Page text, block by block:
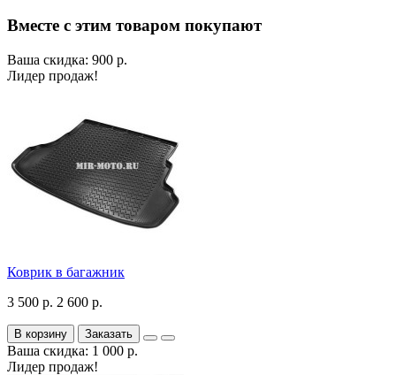
Вместе с этим товаром покупают
Ваша скидка: 900 р.
Лидер продаж!
Коврик в багажник
3 500 р. 2 600 р.
В корзину Заказать
Ваша скидка: 1 000 р.
Лидер продаж!